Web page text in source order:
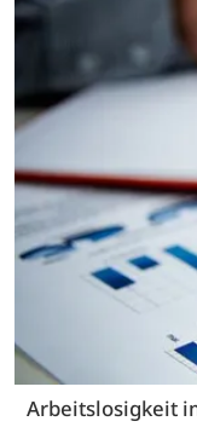
Arbeitslosigkeit